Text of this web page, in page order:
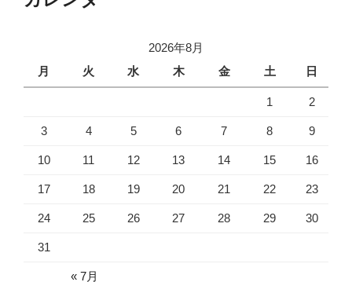
2026年8月
月
火 水 木 金 土 日
1 2
3 4 5 6 7 8 9
10 11 12 13 14 15 16
17 18 19 20 21 22 23
24 25 26 27 28 29 30
31
« 7月